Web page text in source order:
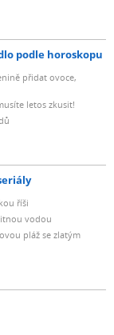
podle horoskopu
přidat ovoce,
letos zkusit!
říši
vodou
pláž se zlatým